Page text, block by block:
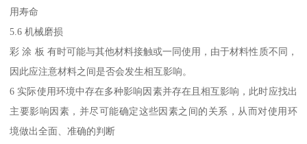
用寿命
5.6 机械磨损
彩 涂 板 有时可能与其他材料接触或一同使用，由于材料性质不同，
因此应注意材料之间是否会发生相互影响。
6 实际使用环境中存在多种影响因素并存在且相互影响，此时应找出
主要影响因素，并尽可能确定这些因素之间的关系，从而对使用环
境做出全面、准确的判断